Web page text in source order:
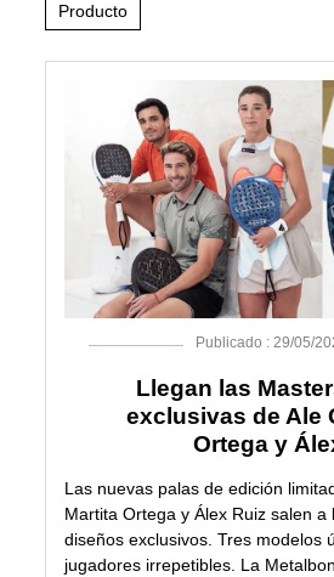
Producto
Publicado : 29/05/
Llegan las
exclusivas de Ale
Ortega y
Las nuevas palas de edición
Martita Ortega yÁlex Ruiz salen a
diseños exclusivos. Tres modelos
jugadores irrepetibles. La